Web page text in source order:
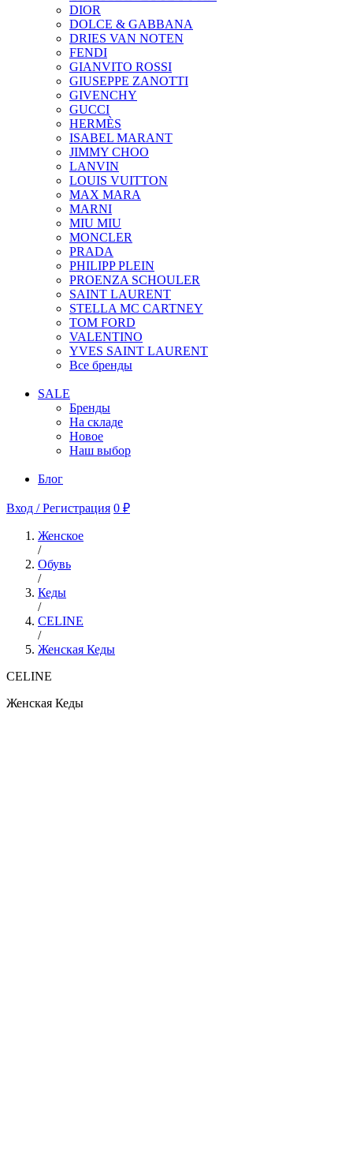
DIOR
DOLCE & GABBANA
DRIES VAN NOTEN
FENDI
GIANVITO ROSSI
GIUSEPPE ZANOTTI
GIVENCHY
GUCCI
HERMÈS
ISABEL MARANT
JIMMY CHOO
LANVIN
LOUIS VUITTON
MAX MARA
MARNI
MIU MIU
MONCLER
PRADA
PHILIPP PLEIN
PROENZA SCHOULER
SAINT LAURENT
STELLA MC CARTNEY
TOM FORD
VALENTINO
YVES SAINT LAURENT
Все бренды
SALE
Бренды
На складе
Новое
Наш выбор
Блог
Вход / Регистрация 0 ₽
Женское
/
Обувь
/
Кеды
/
CELINE
/
Женская Кеды
CELINE
Женская Кеды